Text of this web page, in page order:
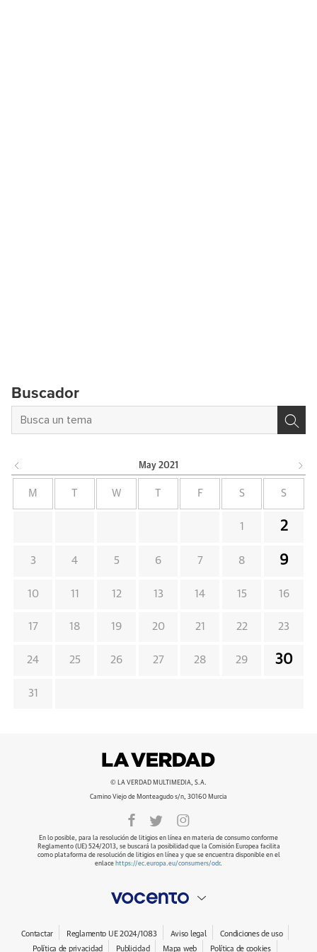
Buscador
May 2021
M W F S S
1 2
3 4 5 6 7 8 9
10 11 12 13 14 15 16
17 18 19 20 21 22 23
24 25 26 27 28 29 30
31
© LA VERDAD MULTIMEDIA, S.A.
Camino Viejo de Monteagudo s/n, 30160 Murcia
En lo posible, para la resolución de litigios en línea en materia de consumo conforme
Reglamento (UE) 524/2013, se buscará la posibilidad que la Comisión Europea facilita
como plataforma de resolución de litigios en línea y que se encuentra disponible en el
enlace https://ec.europa.eu/consumers/odr.
Contactar Reglamento UE 2024/1083 Aviso legal
Condiciones de uso
Política de privacidad
Publicidad Mapa web Política de cookies